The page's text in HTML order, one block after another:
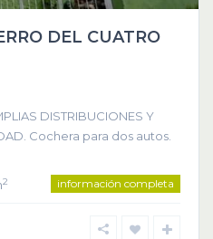
DEL CUATRO
DISTRIBUCIONES Y
Cochera para dos autos.
2 información completa